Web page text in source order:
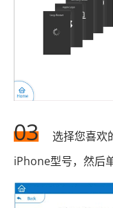
03
选择您喜欢
iPhone型号，然后单